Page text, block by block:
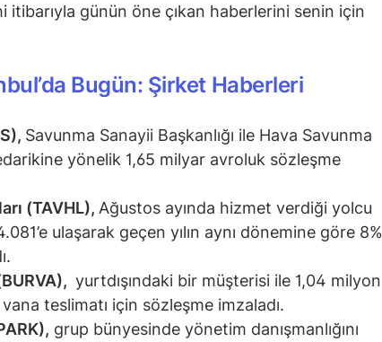
itibarıyla günün öne çıkan haberlerini senin için
Bugün: Şirket Haberleri
Savunma Sanayii Başkanlığı ile Hava Savunma
yönelik 1,65 milyar avroluk sözleşme
(TAVHL), Ağustos ayında hizmet verdiği yolcu
ulaşarak geçen yılın aynı dönemine göre 8%
yurtdışındaki bir müşterisi ile 1,04 milyon
teslimatı için sözleşme imzaladı.
grup bünyesinde yönetim danışmanlığını